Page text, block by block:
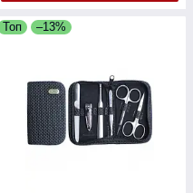
Топ –13%